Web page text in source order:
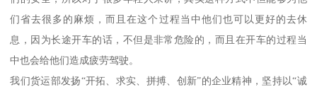
们省去很多的麻烦，而且在这个过程当中他们也可以更好的去休
息，因为长途开车的话，不但是非常危险的，而且在开车的过程当
中也会给他们造成疲劳驾驶。
我们货运部发扬“开拓、求实、拼搏、创新”的企业精神，坚持以“诚